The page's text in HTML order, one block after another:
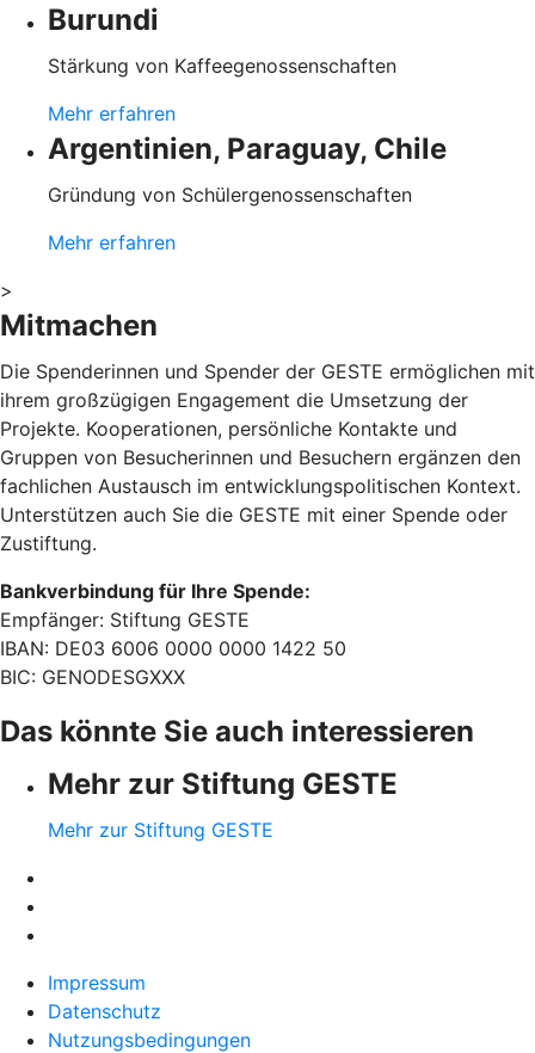
Burundi
Stärkung von Kaffeegenossenschaften
Mehr erfahren
Argentinien, Paraguay, Chile
Gründung von Schülergenossenschaften
Mehr erfahren
>
Mitmachen
Die Spenderinnen und Spender der GESTE ermöglichen mit
ihrem großzügigen Engagement die Umsetzung der
Projekte. Kooperationen, persönliche Kontakte und
Gruppen von Besucherinnen und Besuchern ergänzen den
fachlichen Austausch im entwicklungspolitischen Kontext.
Unterstützen auch Sie die GESTE mit einer Spende oder
Zustiftung.
Bankverbindung für Ihre Spende:
Empfänger: Stiftung GESTE
IBAN: DE03 6006 0000 0000 1422 50
BIC: GENODESGXXX
Das könnte Sie auch interessieren
Mehr zur Stiftung GESTE
Mehr zur Stiftung GESTE
Impressum
Datenschutz
Nutzungsbedingungen